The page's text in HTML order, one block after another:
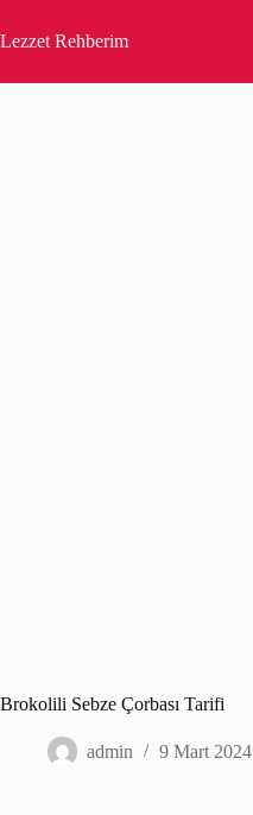
to
content
Lezzet Rehberim
Brokolili Sebze Çorbası Tarifi
admin 9 Mart 2024